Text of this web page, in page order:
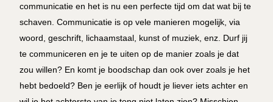
communicatie en het is nu een perfecte tijd om dat wat bij te
schaven. Communicatie is op vele manieren mogelijk, via
woord, geschrift, lichaamstaal, kunst of muziek, enz. Durf jij
te communiceren en je te uiten op de manier zoals je dat
zou willen? En komt je boodschap dan ook over zoals je het
hebt bedoeld? Ben je eerlijk of houdt je liever iets achter en